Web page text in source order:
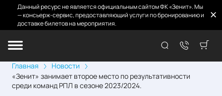
Данный ресурс не является официальным сайтом ФК «Зенит». Мы
— консьерж-сервис, предоставляющий услуги по бронированию и
доставке билетов на мероприятия.
Главная
Новости
«Зенит» занимает второе место по результативности
среди команд РПЛ в сезоне 2023/2024.